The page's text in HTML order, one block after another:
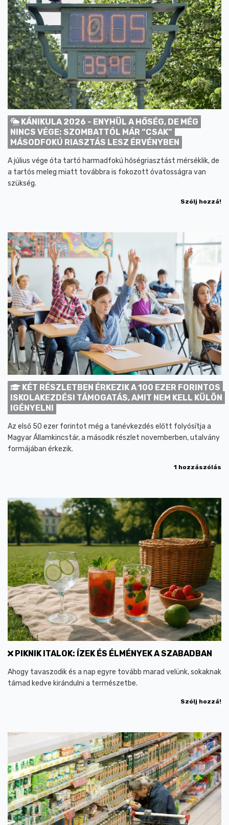
KÁNIKULA 2026 - ENYHÜL A HŐSÉG, DE MÉG
NINCS VÉGE: SZOMBATTÓL MÁR “CSAK”
MÁSODFOKÚ RIASZTÁS LESZ ÉRVÉNYBEN
A július vége óta tartó harmadfokú hőségriasztást mérséklik, de
a tartós meleg miatt továbbra is fokozott óvatosságra van
szükség.
Szólj hozzá!
KÉT RÉSZLETBEN ÉRKEZIK A 100 EZER FORINTOS
ISKOLAKEZDÉSI TÁMOGATÁS, AMIT NEM KELL KÜLÖN
IGÉNYELNI
Az első 50 ezer forintot még a tanévkezdés előtt folyósítja a
Magyar Államkincstár, a második részlet novemberben, utalvány
formájában érkezik.
1 hozzászólás
PIKNIK ITALOK: ÍZEK ÉS ÉLMÉNYEK A SZABADBAN
Ahogy tavaszodik és a nap egyre tovább marad velünk, sokaknak
támad kedve kirándulni a természetbe.
Szólj hozzá!